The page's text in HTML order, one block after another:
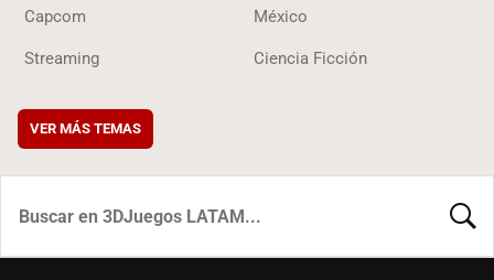
Capcom México
Streaming Ciencia Ficción
VER MÁS TEMAS